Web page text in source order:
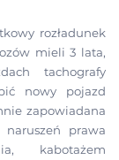
rozładunek
mieli 3 lata,
tachografy
nowy pojazd
zapowiadana
prawa
kabotażem